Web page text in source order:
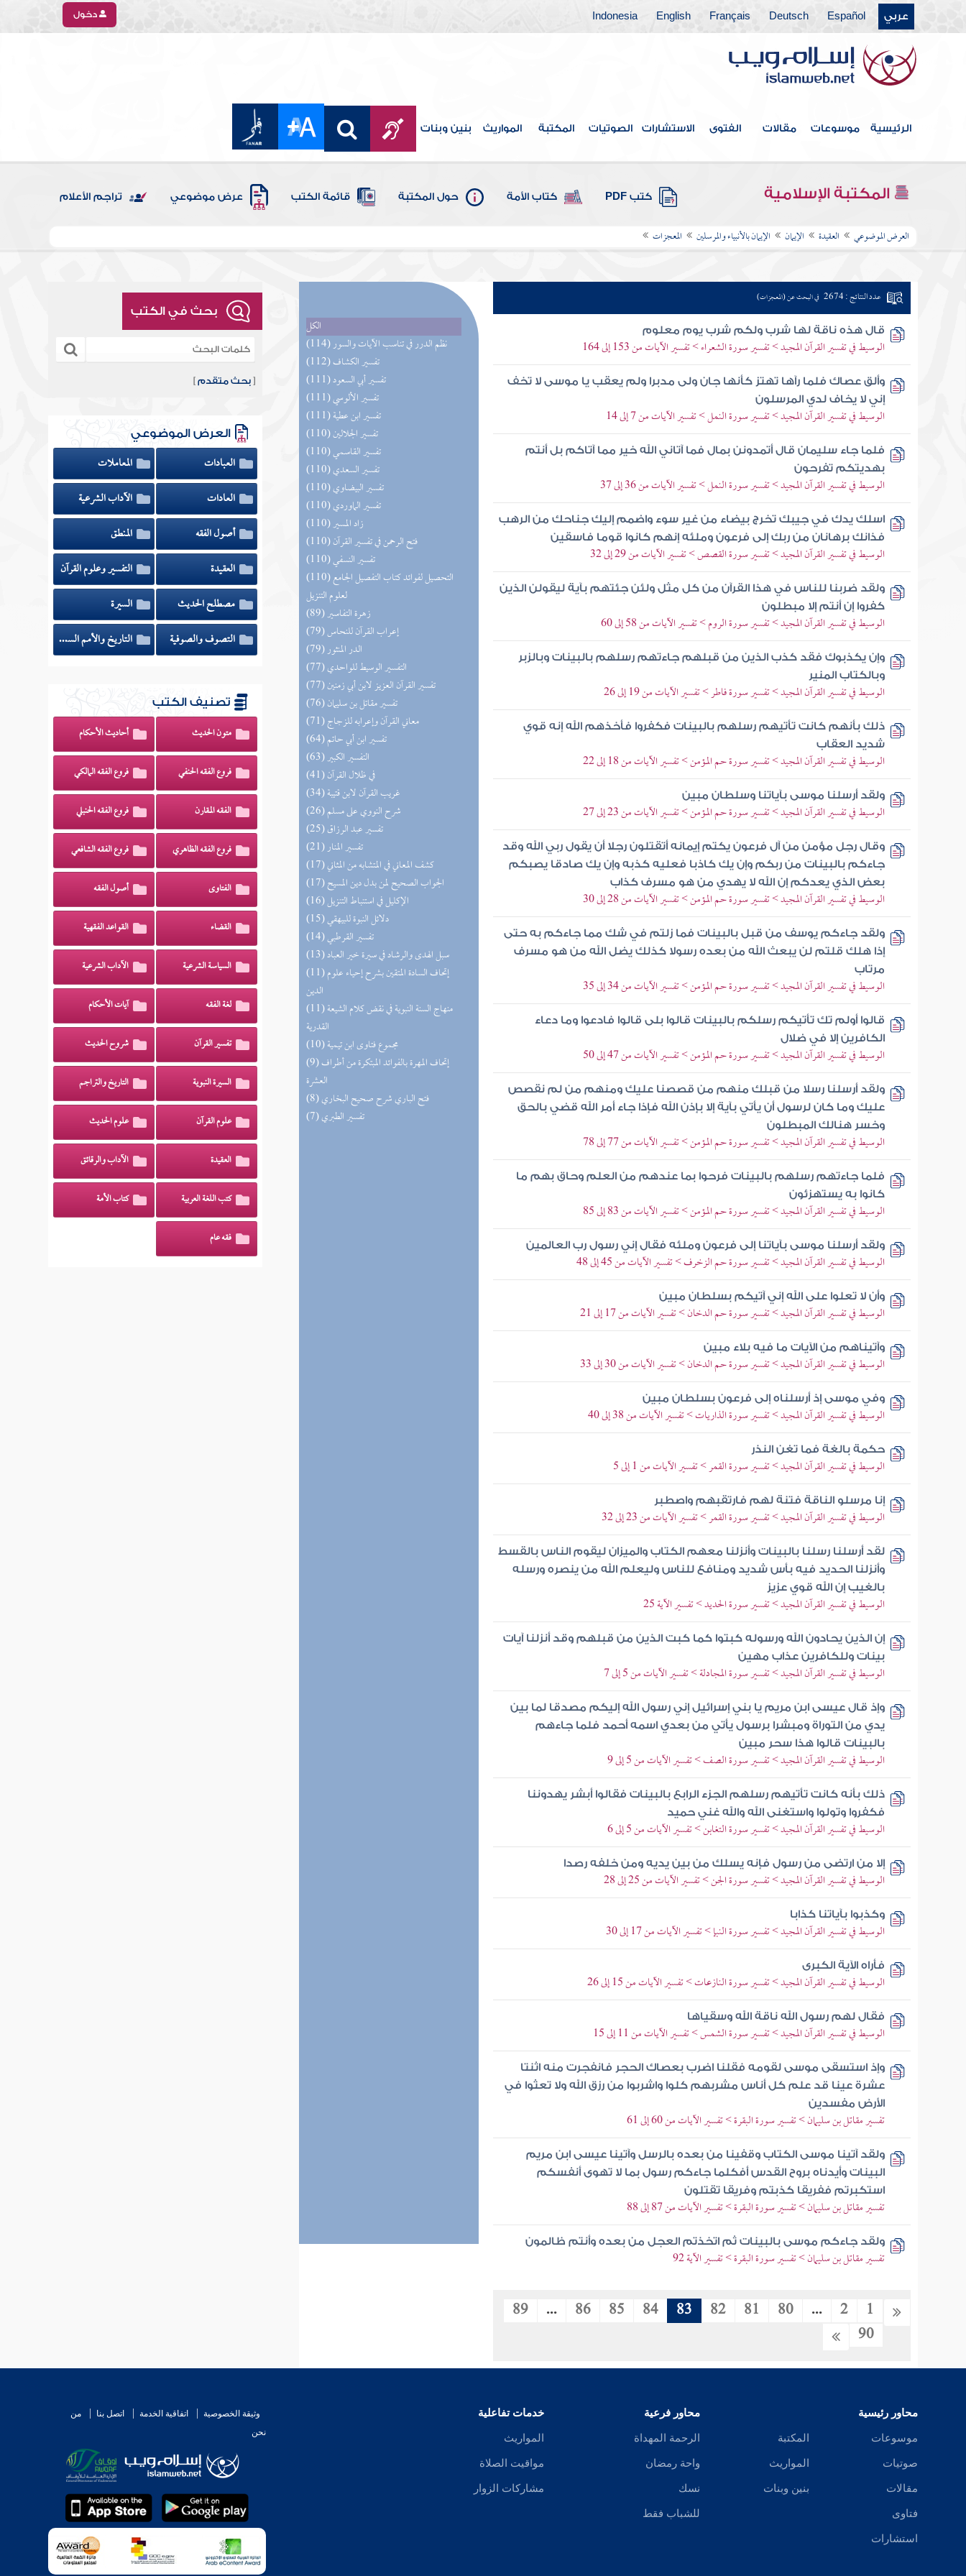
عربي Español
Deutsch
Français
English
Indonesia دخول
الرئيسية موسوعات مقالات الفتوى الاستشارات الصوتيات المكتبة المواريث بنين وبنات
المكتبة الإسلامية كتب PDF كتاب الأمة حول المكتبة قائمة الكتب عرض موضوعي تراجم الأعلام
العرض الموضوعي العقيدة الإيمان الإيمان بالأنبياء والمرسلين المعجزات
الكل
(114) نظم الدرر في تناسب الآيات والسور
(112) تفسير الكشاف
(111) تفسير أبي السعود
(111) تفسير الألوسي
(111) تفسير ابن عطية
(110) تفسير الجلالين
(110) تفسير القاسمي
(110) تفسير السعدي
(110) تفسير البيضاوي
(110) تفسير الماوردي
(110) زاد المسير
(110) فتح الرحمن في تفسير القرآن
(110) تفسير النسفي
(110) التحصيل لفوائد كتاب التفصيل الجامع
لعلوم التنزيل
(89) زهرة التفاسير
(79) إعراب القرآن للنحاس
(79) الدر المنثور
(77) التفسير الوسيط للواحدي
(77) تفسير القرآن العزيز لابن أبي زمنين
(76) تفسير مقاتل بن سليمان
(71) معاني القرآن وإعرابه للزجاج
(64) تفسير ابن أبي حاتم
(63) التفسير الكبير
(41) في ظلال القرآن
(34) غريب القرآن لابن قتيبة
(26) شرح النووي على مسلم
(25) تفسير عبد الرزاق
(21) تفسير المنار
(17) كشف المعاني في المتشابه من المثاني
(17) الجواب الصحيح لمن بدل دين المسيح
(16) الإكليل في استنباط التنزيل
(15) دلائل النبوة للبيهقي
(14) تفسير القرطبي
(13) سبل الهدى والرشاد في سيرة خير العباد
(11) إتحاف السادة المتقين بشرح إحياء علوم
الدين
(11) منهاج السنة النبوية في نقض كلام الشيعة
القدرية
(10) مجموع فتاوى ابن تيمية
(9) إتحاف المهرة بالفوائد المبتكرة من أطراف
العشرة
(8) فتح الباري شرح صحيح البخاري
(7) تفسير الطبري
عدد النتائج : 2674 في البحث عن (المعجزات)
قال هذه ناقة لها شرب ولكم شرب يوم معلوم
الوسيط في تفسير القرآن المجيد > تفسير سورة الشعراء > تفسير الآيات من 153 إلى 164
وألق عصاك فلما رآها تهتز كأنها جان ولى مدبرا ولم يعقب يا موسى لا تخف
إني لا يخاف لدي المرسلون
الوسيط في تفسير القرآن المجيد > تفسير سورة النمل > تفسير الآيات من 7 إلى 14
فلما جاء سليمان قال أتمدونن بمال فما آتاني الله خير مما آتاكم بل أنتم
بهديتكم تفرحون
الوسيط في تفسير القرآن المجيد > تفسير سورة النمل > تفسير الآيات من 36 إلى 37
اسلك يدك في جيبك تخرج بيضاء من غير سوء واضمم إليك جناحك من الرهب
فذانك برهانان من ربك إلى فرعون وملئه إنهم كانوا قوما فاسقين
الوسيط في تفسير القرآن المجيد > تفسير سورة القصص > تفسير الآيات من 29 إلى 32
ولقد ضربنا للناس في هذا القرآن من كل مثل ولئن جئتهم بآية ليقولن الذين
كفروا إن أنتم إلا مبطلون
الوسيط في تفسير القرآن المجيد > تفسير سورة الروم > تفسير الآيات من 58 إلى 60
وإن يكذبوك فقد كذب الذين من قبلهم جاءتهم رسلهم بالبينات وبالزبر
وبالكتاب المنير
الوسيط في تفسير القرآن المجيد > تفسير سورة فاطر > تفسير الآيات من 19 إلى 26
ذلك بأنهم كانت تأتيهم رسلهم بالبينات فكفروا فأخذهم الله إنه قوي
شديد العقاب
الوسيط في تفسير القرآن المجيد > تفسير سورة حم المؤمن > تفسير الآيات من 18 إلى 22
ولقد أرسلنا موسى بآياتنا وسلطان مبين
الوسيط في تفسير القرآن المجيد > تفسير سورة حم المؤمن > تفسير الآيات من 23 إلى 27
وقال رجل مؤمن من آل فرعون يكتم إيمانه أتقتلون رجلا أن يقول ربي الله وقد
جاءكم بالبينات من ربكم وإن يك كاذبا فعليه كذبه وإن يك صادقا يصبكم
بعض الذي يعدكم إن الله لا يهدي من هو مسرف كذاب
الوسيط في تفسير القرآن المجيد > تفسير سورة حم المؤمن > تفسير الآيات من 28 إلى 30
ولقد جاءكم يوسف من قبل بالبينات فما زلتم في شك مما جاءكم به حتى
إذا هلك قلتم لن يبعث الله من بعده رسولا كذلك يضل الله من هو مسرف
مرتاب
الوسيط في تفسير القرآن المجيد > تفسير سورة حم المؤمن > تفسير الآيات من 34 إلى 35
قالوا أولم تك تأتيكم رسلكم بالبينات قالوا بلى قالوا فادعوا وما دعاء
الكافرين إلا في ضلال
الوسيط في تفسير القرآن المجيد > تفسير سورة حم المؤمن > تفسير الآيات من 47 إلى 50
ولقد أرسلنا رسلا من قبلك منهم من قصصنا عليك ومنهم من لم نقصص
عليك وما كان لرسول أن يأتي بآية إلا بإذن الله فإذا جاء أمر الله قضي بالحق
وخسر هنالك المبطلون
الوسيط في تفسير القرآن المجيد > تفسير سورة حم المؤمن > تفسير الآيات من 77 إلى 78
فلما جاءتهم رسلهم بالبينات فرحوا بما عندهم من العلم وحاق بهم ما
كانوا به يستهزئون
الوسيط في تفسير القرآن المجيد > تفسير سورة حم المؤمن > تفسير الآيات من 83 إلى 85
ولقد أرسلنا موسى بآياتنا إلى فرعون وملئه فقال إني رسول رب العالمين
الوسيط في تفسير القرآن المجيد > تفسير سورة حم الزخرف > تفسير الآيات من 45 إلى 48
وأن لا تعلوا على الله إني آتيكم بسلطان مبين
الوسيط في تفسير القرآن المجيد > تفسير سورة حم الدخان > تفسير الآيات من 17 إلى 21
وآتيناهم من الآيات ما فيه بلاء مبين
الوسيط في تفسير القرآن المجيد > تفسير سورة حم الدخان > تفسير الآيات من 30 إلى 33
وفي موسى إذ أرسلناه إلى فرعون بسلطان مبين
الوسيط في تفسير القرآن المجيد > تفسير سورة الذاريات > تفسير الآيات من 38 إلى 40
حكمة بالغة فما تغن النذر
الوسيط في تفسير القرآن المجيد > تفسير سورة القمر > تفسير الآيات من 1 إلى 5
إنا مرسلو الناقة فتنة لهم فارتقبهم واصطبر
الوسيط في تفسير القرآن المجيد > تفسير سورة القمر > تفسير الآيات من 23 إلى 32
لقد أرسلنا رسلنا بالبينات وأنزلنا معهم الكتاب والميزان ليقوم الناس بالقسط
وأنزلنا الحديد فيه بأس شديد ومنافع للناس وليعلم الله من ينصره ورسله
بالغيب إن الله قوي عزيز
الوسيط في تفسير القرآن المجيد > تفسير سورة الحديد > تفسير الآية 25
إن الذين يحادون الله ورسوله كبتوا كما كبت الذين من قبلهم وقد أنزلنا آيات
بينات وللكافرين عذاب مهين
الوسيط في تفسير القرآن المجيد > تفسير سورة المجادلة > تفسير الآيات من 5 إلى 7
وإذ قال عيسى ابن مريم يا بني إسرائيل إني رسول الله إليكم مصدقا لما بين
يدي من التوراة ومبشرا برسول يأتي من بعدي اسمه أحمد فلما جاءهم
بالبينات قالوا هذا سحر مبين
الوسيط في تفسير القرآن المجيد > تفسير سورة الصف > تفسير الآيات من 5 إلى 9
ذلك بأنه كانت تأتيهم رسلهم الجزء الرابع بالبينات فقالوا أبشر يهدوننا
فكفروا وتولوا واستغنى الله والله غني حميد
الوسيط في تفسير القرآن المجيد > تفسير سورة التغابن > تفسير الآيات من 5 إلى 6
إلا من ارتضى من رسول فإنه يسلك من بين يديه ومن خلفه رصدا
الوسيط في تفسير القرآن المجيد > تفسير سورة الجن > تفسير الآيات من 25 إلى 28
وكذبوا بآياتنا كذابا
الوسيط في تفسير القرآن المجيد > تفسير سورة النبإ > تفسير الآيات من 17 إلى 30
فأراه الآية الكبرى
الوسيط في تفسير القرآن المجيد > تفسير سورة النازعات > تفسير الآيات من 15 إلى 26
فقال لهم رسول الله ناقة الله وسقياها
الوسيط في تفسير القرآن المجيد > تفسير سورة الشمس > تفسير الآيات من 11 إلى 15
وإذ استسقى موسى لقومه فقلنا اضرب بعصاك الحجر فانفجرت منه اثنتا
عشرة عينا قد علم كل أناس مشربهم كلوا واشربوا من رزق الله ولا تعثوا في
الأرض مفسدين
تفسير مقاتل بن سليمان > تفسير سورة البقرة > تفسير الآيات من 60 إلى 61
ولقد آتينا موسى الكتاب وقفينا من بعده بالرسل وآتينا عيسى ابن مريم
البينات وأيدناه بروح القدس أفكلما جاءكم رسول بما لا تهوى أنفسكم
استكبرتم ففريقا كذبتم وفريقا تقتلون
تفسير مقاتل بن سليمان > تفسير سورة البقرة > تفسير الآيات من 87 إلى 88
ولقد جاءكم موسى بالبينات ثم اتخذتم العجل من بعده وأنتم ظالمون
تفسير مقاتل بن سليمان > تفسير سورة البقرة > تفسير الآية 92
1
2
...
80
81
82
83
84
85
86
...
89
90
بحث في الكتب
[بحث متقدم ]
العرض الموضوعي
العبادات
المعاملات
العادات
الآداب الشرعية
أصول الفقه
المنطق
العقيدة
التفسير وعلوم القرآن
مصطلح الحديث
السيرة
التصوف والصوفية
التاريخ والأمم السابقة
تصنيف الكتب
متون الحديث أحاديث الأحكام
فروع الفقه الحنفي فروع الفقه المالكي
الفقه المقارن فروع الفقه الحنبلي
فروع الفقه الظاهري فروع الفقه الشافعي
الفتاوى أصول الفقه
القضاء القواعد الفقهية
السياسة الشرعية الآداب الشرعية
لغة الفقه آيات الأحكام
تفسير القرآن شروح الحديث
السيرة النبوية التاريخ والتراجم
علوم القرآن علوم الحديث
العقيدة الآداب والرقائق
كتب اللغة العربية كتاب الأمة
فقه عام
محاور رئيسية
موسوعات
صوتيات
مقالات
فتاوى
استشارات
المكتبة
المواريث
بنين وبنات
محاور فرعية
الرحمة المهداة
واحة رمضان
نسك
للشباب فقط
خدمات تفاعلية
المواريث
مواقيت الصلاة
مشاركات الزوار
وثيقة الخصوصية اتفاقية الخدمة اتصل بنا
من
نحن